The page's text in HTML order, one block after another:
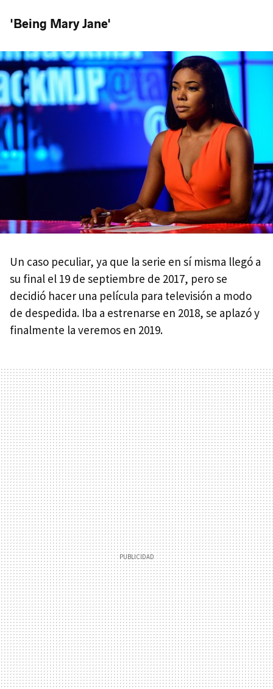
'Being Mary Jane'
Un caso peculiar, ya que la serie en sí misma llegó a
su final el 19 de septiembre de 2017, pero se
decidió hacer una película para televisión a modo
de despedida. Iba a estrenarse en 2018, se aplazó y
finalmente la veremos en 2019.